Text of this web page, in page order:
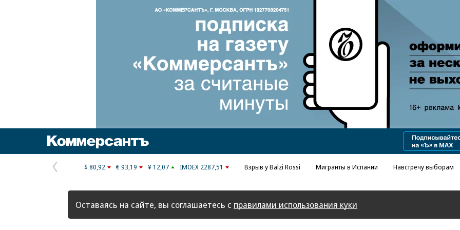
Реклама в «Ъ» www.kommersant.ru/ad
Предыдущая
страница
$ 80,92 € 93,19 ¥ 12,07 IMOEX 2287,51 Взрыв у Balzi Rossi Мигранты в Испании Навстречу выборам
Оставаясь на сайте, вы соглашаетесь с правилами использования куки